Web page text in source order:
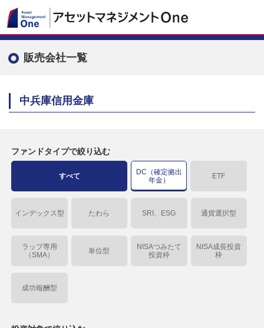
販売会社一覧
中兵庫信用金庫
ファンドタイプで絞り込む
すべて
DC（確定拠出
年金）
ETF
インデックス型 たわら SRI、ESG 通貨選択型
ラップ専用
（SMA）
単位型
NISAつみたて
投資枠
NISA成長投資
枠
成功報酬型